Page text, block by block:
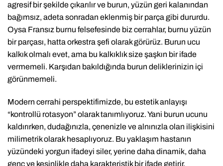
agresif bir şekilde çıkarılır ve burun, yüzün geri kalanından
bağımsız, adeta sonradan eklenmiş bir parça gibi dururdu.
Oysa Fransız burnu felsefesinde biz cerrahlar, burnu yüzün
bir parçası, hatta orkestra şefi olarak görürüz. Burun ucu
kalkık olmalı evet, ama bu kalkıklık size şaşkın bir ifade
vermemeli. Karşıdan bakıldığında burun deliklerinizin içi
görünmemeli.
Modern cerrahi perspektifimizde, bu estetik anlayışı
“kontrollü rotasyon” olarak tanımlıyoruz. Yani burun ucunu
kaldırırken, dudağınızla, çenenizle ve alnınızla olan ilişkisini
milimetrik olarak hesaplıyoruz. Bu yaklaşım hastanın
yüzündeki yorgun ifadeyi siler, yerine daha dinamik, daha
genç ve kesinlikle daha karakteristik bir ifade getirir.